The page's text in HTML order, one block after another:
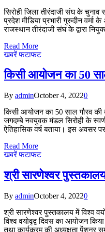
सिरोही जिला तीरंदाजी संघ के चुनाव
प्रदेश मीडिया प्रभारी गुरुदीन
राजस्थान तीरंदाजी संघ के द्वारा
Read More
खबरें फटाफट
किसी आयोजन का 50
By adminOctober 4, 20220
किसी आयोजन का 50 साल गौरव की
जगदम्बे नवयुवक मंडल सिरोही के
ऐतिहासिक वर्ष बताया। इस अवसर
Read More
खबरें फटाफट
श्री सारणेश्वर
By adminOctober 4, 20220
श्री सारणेश्वर पुस्तकालय में विश्व
विश्व वयोवृद्व दिवस का आयोजन
तथा कार्यक्रम की अध्यक्षता पेंशनर